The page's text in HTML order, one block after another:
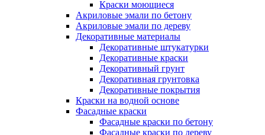
Краски моющиеся
Акриловые эмали по бетону
Акриловые эмали по дереву
Декоративные материалы
Декоративные штукатурки
Декоративные краски
Декоративный грунт
Декоративная грунтовка
Декоративные покрытия
Краски на водной основе
Фасадные краски
Фасадные краски по бетону
Фасадные краски по дереву